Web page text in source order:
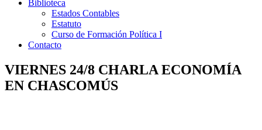
Biblioteca
Estados Contables
Estatuto
Curso de Formación Política I
Contacto
VIERNES 24/8 CHARLA ECONOMÍA
EN CHASCOMÚS